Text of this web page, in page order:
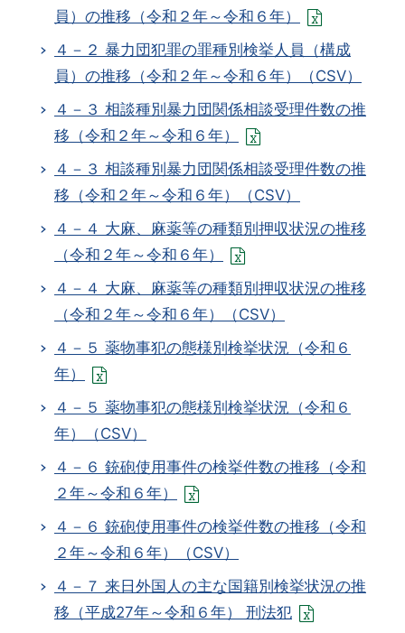
員）の推移（令和２年～令和６年）
４－２ 暴力団犯罪の罪種別検挙人員（構成
員）の推移（令和２年～令和６年）（CSV）
４－３ 相談種別暴力団関係相談受理件数の推
移（令和２年～令和６年）
４－３ 相談種別暴力団関係相談受理件数の推
移（令和２年～令和６年）（CSV）
４－４ 大麻、麻薬等の種類別押収状況の推移
（令和２年～令和６年）
４－４ 大麻、麻薬等の種類別押収状況の推移
（令和２年～令和６年）（CSV）
４－５ 薬物事犯の態様別検挙状況（令和６
年）
４－５ 薬物事犯の態様別検挙状況（令和６
年）（CSV）
４－６ 銃砲使用事件の検挙件数の推移（令和
２年～令和６年）
４－６ 銃砲使用事件の検挙件数の推移（令和
２年～令和６年）（CSV）
４－７ 来日外国人の主な国籍別検挙状況の推
移（平成27年～令和６年） 刑法犯